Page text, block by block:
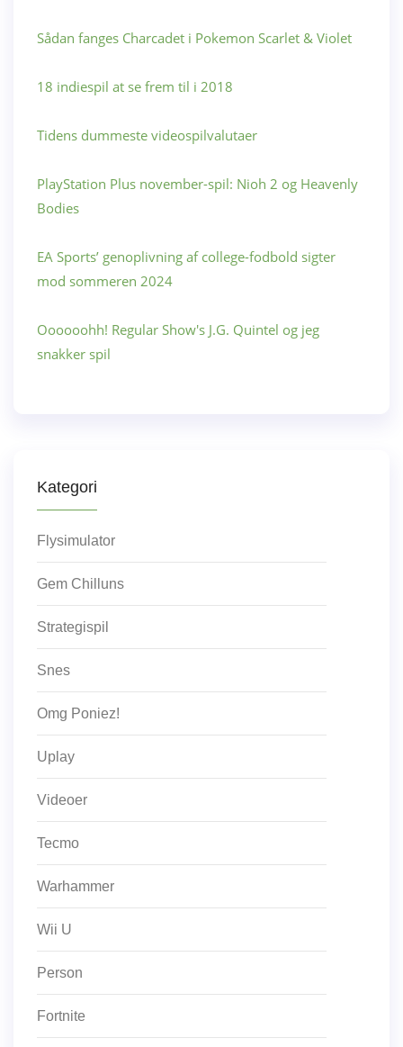
Sådan fanges Charcadet i Pokemon Scarlet & Violet
18 indiespil at se frem til i 2018
Tidens dummeste videospilvalutaer
PlayStation Plus november-spil: Nioh 2 og Heavenly
Bodies
EA Sports’ genoplivning af college-fodbold sigter
mod sommeren 2024
Oooooohh! Regular Show's J.G. Quintel og jeg
snakker spil
Kategori
Flysimulator
Gem Chilluns
Strategispil
Snes
Omg Poniez!
Uplay
Videoer
Tecmo
Warhammer
Wii U
Person
Fortnite